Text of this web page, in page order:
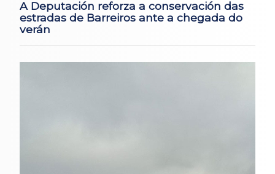
A Deputación reforza a conservación das
estradas de Barreiros ante a chegada do
verán